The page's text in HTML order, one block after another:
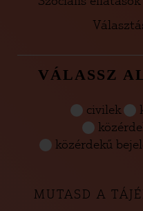
civilek
közérdekű
VÁLASSZ
MUTASD A